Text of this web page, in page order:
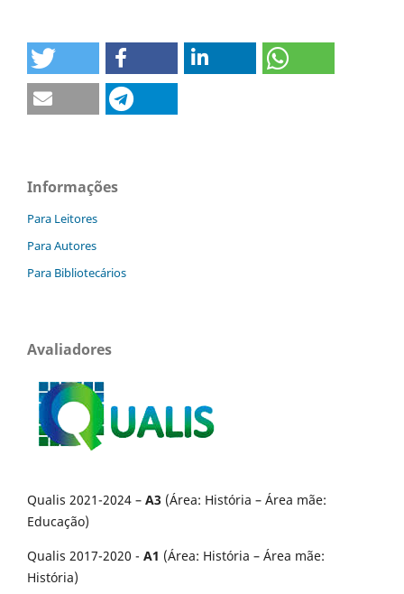
Informações
Para Leitores
Para Autores
Para Bibliotecários
Avaliadores
Qualis 2021-2024 – A3 (Área: História – Área mãe:
Educação)
Qualis 2017-2020 - A1 (Área: História – Área mãe:
História)